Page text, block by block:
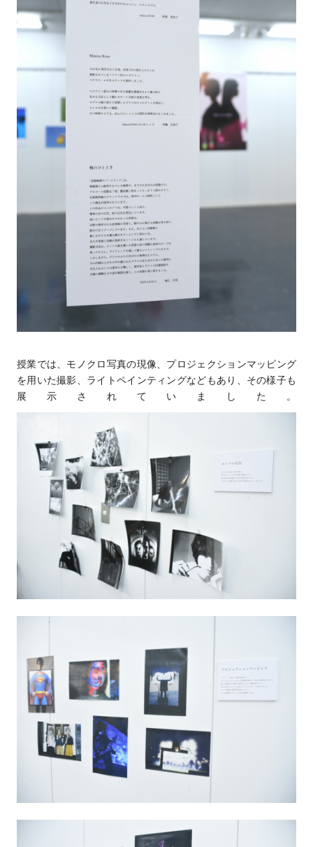
授業では、モノクロ写真の現像、プロジェクションマッピング
を用いた撮影、ライトペインティングなどもあり、 その様子も
展示されていました。